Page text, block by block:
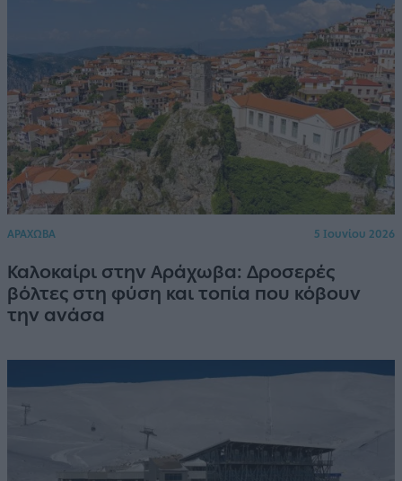
ΑΡΑΧΩΒΑ 5 Ιουνίου 2026
Καλοκαίρι στην Αράχωβα: Δροσερές
βόλτες στη φύση και τοπία που κόβουν
την ανάσα